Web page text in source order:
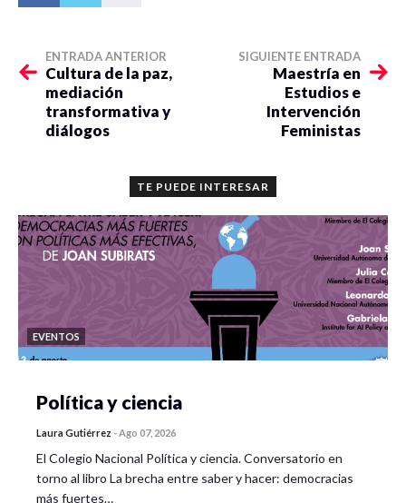
ENTRADA ANTERIOR
Cultura de la paz,
mediación
transformativa y
diálogos
SIGUIENTE ENTRADA
Maestría en
Estudios e
Intervención
Feministas
TE PUEDE INTERESAR
EVENTOS
Política y ciencia
Laura Gutiérrez -Ago 07, 2026
El Colegio Nacional Política y ciencia. Conversatorio en
torno al libro La brecha entre saber y hacer: democracias
más fuertes…